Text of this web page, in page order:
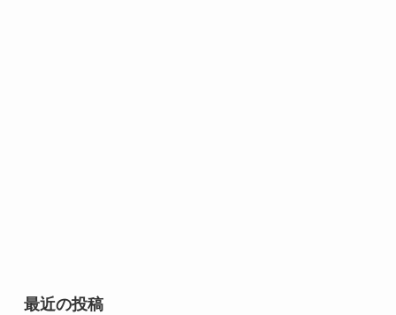
最近の投稿